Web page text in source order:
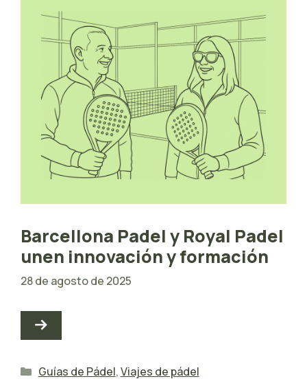
Barcellona Padel y Royal Padel
unen innovación y formación
28 de agosto de 2025
Categorías
Guías de Pádel,Viajes de pádel